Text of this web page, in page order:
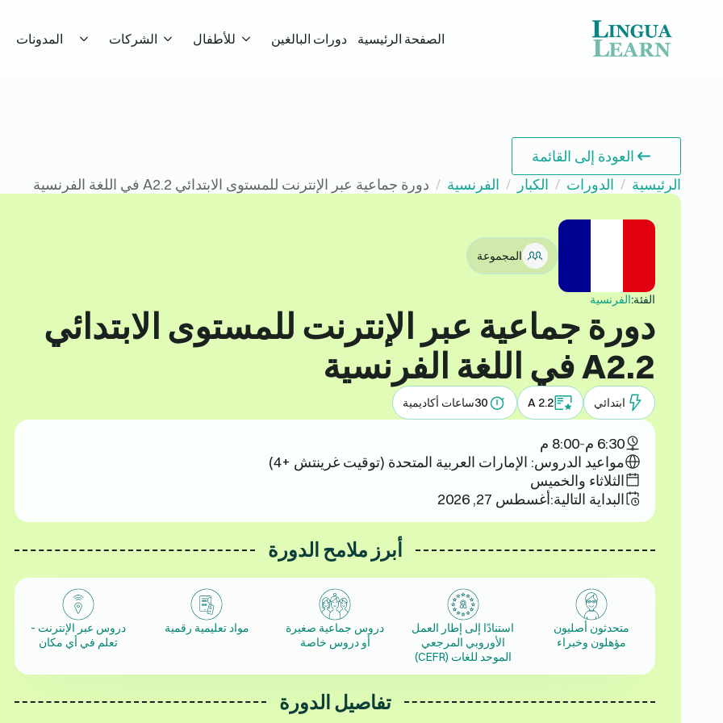
الصفحة الرئيسية دورات البالغين للأطفال الشركات المدونات
العودة إلى القائمة
الرئيسية
الدورات الكبار الفرنسية دورة جماعية عبر الإنترنت للمستوى الابتدائي A2.2 في اللغة الفرنسية
المجموعة
الفئة:الفرنسية
دورة جماعية عبر الإنترنت للمستوى الابتدائي
A2.2 في اللغة الفرنسية
ابتدائي A 2.2
30ساعات أكاديمية
6:30 م -8:00 م
مواعيد الدروس: الإمارات العربية المتحدة (توقيت غرينتش +4)
الثلاثاء والخميس
البداية التالية:أغسطس 27, 2026
أبرز ملامح الدورة
متحدثون أصليون
مؤهلون وخبراء
استنادًا إلى إطار العمل
الأوروبي المرجعي
الموحد للغات (CEFR)
دروس جماعية صغيرة
أو دروس خاصة
مواد تعليمية رقمية
دروس عبر الإنترنت -
تعلم في أي مكان
تفاصيل الدورة